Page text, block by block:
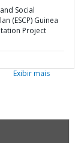
Social
(ESCP) Guinea
Project
Exibir mais